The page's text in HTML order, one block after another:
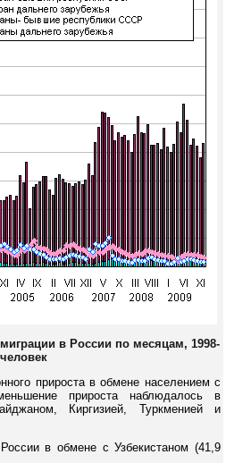
в России по месяцам, 1998-
прироста в обмене населением с
прироста наблюдалось в
Киргизией, Туркменией и
в обмене с Узбекистаном (41,9